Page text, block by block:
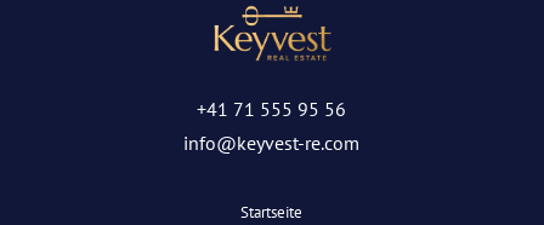
+41 71 555 95 56
info@keyvest-re.com
Startseite